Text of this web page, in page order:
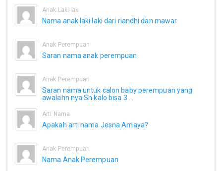
Anak Laki-laki
Nama anak laki laki dari riandhi dan mawar
Anak Perempuan
Saran nama anak perempuan
Anak Perempuan
Saran nama untuk calon baby perempuan yang
awalahn nya Sh kalo bisa 3 ...
Arti Nama
Apakah arti nama Jesna Amaya?
Anak Perempuan
Nama Anak Perempuan